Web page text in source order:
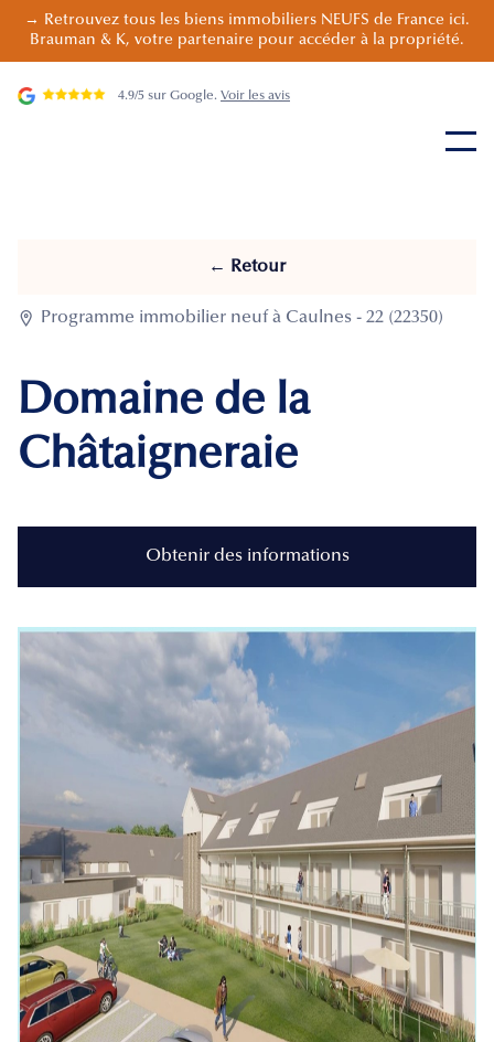
→ Retrouvez tous les biens immobiliers NEUFS de France ici.
Brauman & K, votre partenaire pour accéder à la propriété.
4.9/5 sur Google. Voir les avis
← Retour
 Programme immobilier neuf à Caulnes - 22 (22350)
Domaine de la
Châtaigneraie
Obtenir des informations